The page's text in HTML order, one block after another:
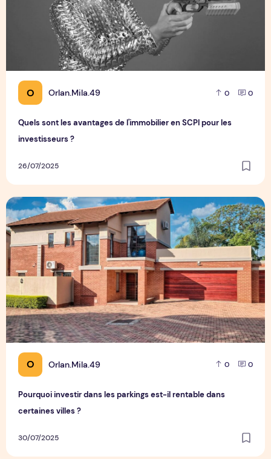
O Orlan.Mila.49 0 0
Quels sont les avantages de l'immobilier en SCPI pour les
investisseurs ?
26/07/2025
O Orlan.Mila.49 0 0
Pourquoi investir dans les parkings est-il rentable dans
certaines villes ?
30/07/2025
Pourquoi investir dans les parkings est-il rentable dans